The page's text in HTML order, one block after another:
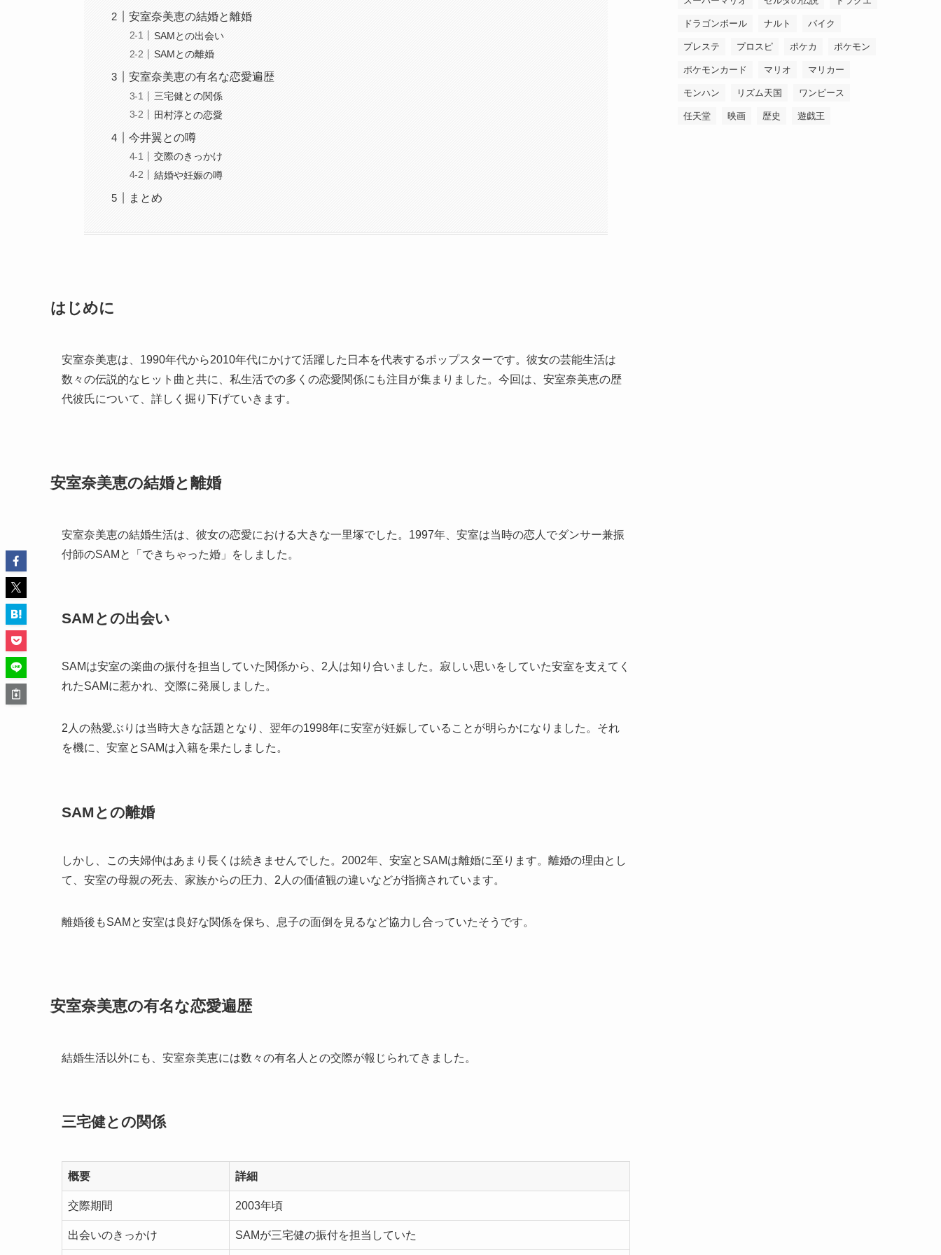
安室奈美恵の結婚と離婚
SAMとの出会い
SAMとの離婚
安室奈美恵の有名な恋愛遍歴
三宅健との関係
田村淳との恋愛
今井翼との噂
交際のきっかけ
結婚や妊娠の噂
まとめ
はじめに
安室奈美恵は、1990年代から2010年代にかけて活躍した日本を代表するポップスターです。彼女の芸能生活は
数々の伝説的なヒット曲と共に、私生活での多くの恋愛関係にも注目が集まりました。今回は、安室奈美恵の歴
代彼氏について、詳しく掘り下げていきます。
安室奈美恵の結婚と離婚
安室奈美恵の結婚生活は、彼女の恋愛における大きな一里塚でした。1997年、安室は当時の恋人でダンサー兼振
付師のSAMと「できちゃった婚」をしました。
SAMとの出会い
SAMは安室の楽曲の振付を担当していた関係から、2人は知り合いました。寂しい思いをしていた安室を支えてく
れたSAMに惹かれ、交際に発展しました。
2人の熱愛ぶりは当時大きな話題となり、翌年の1998年に安室が妊娠していることが明らかになりました。それ
を機に、安室とSAMは入籍を果たしました。
SAMとの離婚
しかし、この夫婦仲はあまり長くは続きませんでした。2002年、安室とSAMは離婚に至ります。離婚の理由とし
て、安室の母親の死去、家族からの圧力、2人の価値観の違いなどが指摘されています。
離婚後もSAMと安室は良好な関係を保ち、息子の面倒を見るなど協力し合っていたそうです。
安室奈美恵の有名な恋愛遍歴
結婚生活以外にも、安室奈美恵には数々の有名人との交際が報じられてきました。
三宅健との関係
概要 詳細
交際期間 2003年頃
出会いのきっかけ SAMが三宅健の振付を担当していた
ドラゴンボール ナルト バイク
プレステ プロスピ ポケカ ポケモン
ポケモンカード マリオ マリカー
モンハン リズム天国 ワンピース
任天堂 映画 歴史 遊戯王